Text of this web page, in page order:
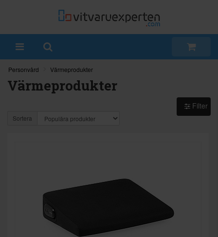
Personvård Värmeprodukter
Värmeprodukter
Sortera
Filter